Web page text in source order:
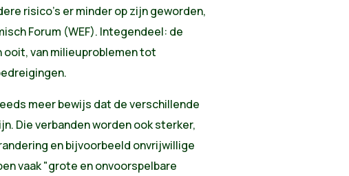
risico's er minder op zijn geworden,
Forum (WEF). Integendeel: de
ooit, van milieuproblemen tot
meer bewijs dat de verschillende
Die verbanden worden ook sterker,
en bijvoorbeeld onvrijwillige
vaak "grote en onvoorspelbare